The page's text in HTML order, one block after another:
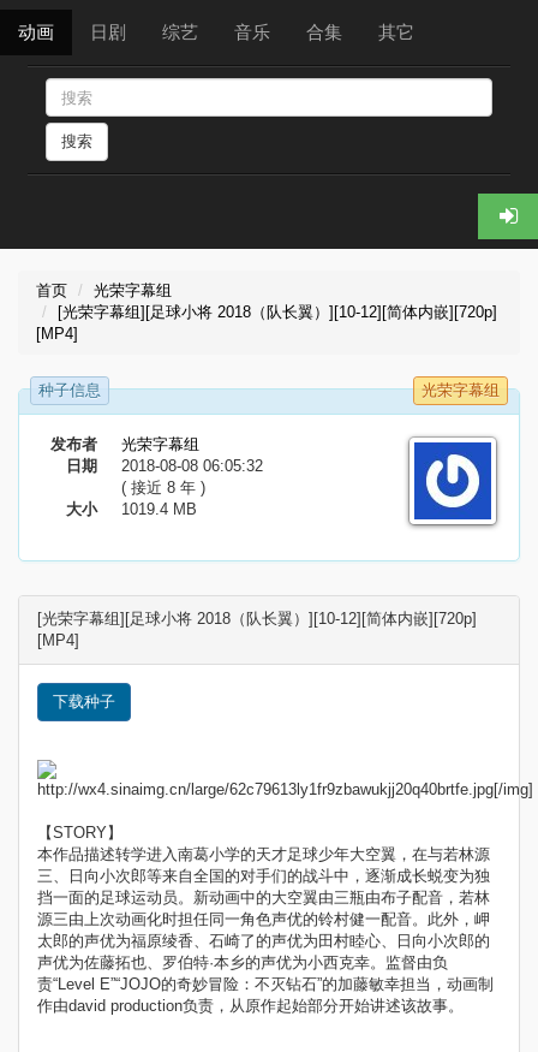
动画 日剧 综艺 音乐 合集 其它
搜索
首页
光荣字幕组
[光荣字幕组][足球小将 2018（队长翼）][10-12][简体内嵌][720p]
[MP4]
种子信息 光荣字幕组
发布者
光荣字幕组
日期
2018-08-08 06:05:32
( 接近 8 年 )
大小
1019.4 MB
[光荣字幕组][足球小将 2018（队长翼）][10-12][简体内嵌][720p]
[MP4]
下载种子
http://wx4.sinaimg.cn/large/62c79613ly1fr9zbawukjj20q40brtfe.jpg[/img]
【STORY】
本作品描述转学进入南葛小学的天才足球少年大空翼，在与若林源
三、日向小次郎等来自全国的对手们的战斗中，逐渐成长蜕变为独
挡一面的足球运动员。新动画中的大空翼由三瓶由布子配音，若林
源三由上次动画化时担任同一角色声优的铃村健一配音。此外，岬
太郎的声优为福原绫香、石崎了的声优为田村睦心、日向小次郎的
声优为佐藤拓也、罗伯特·本乡的声优为小西克幸。监督由负
责“Level E”“JOJO的奇妙冒险：不灭钻石”的加藤敏幸担当，动画制
作由david production负责，从原作起始部分开始讲述该故事。